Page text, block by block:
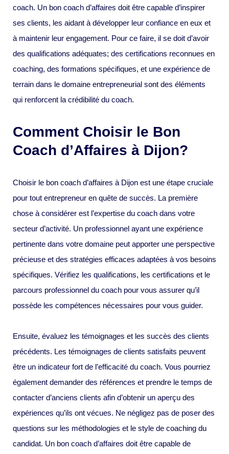
coach. Un bon coach d’affaires doit être capable d’inspirer
ses clients, les aidant à développer leur confiance en eux et
à maintenir leur engagement. Pour ce faire, il se doit d’avoir
des qualifications adéquates; des certifications reconnues en
coaching, des formations spécifiques, et une expérience de
terrain dans le domaine entrepreneurial sont des éléments
qui renforcent la crédibilité du coach.
Comment Choisir le Bon
Coach d’Affaires à Dijon?
Choisir le bon coach d’affaires à Dijon est une étape cruciale
pour tout entrepreneur en quête de succès. La première
chose à considérer est l’expertise du coach dans votre
secteur d’activité. Un professionnel ayant une expérience
pertinente dans votre domaine peut apporter une perspective
précieuse et des stratégies efficaces adaptées à vos besoins
spécifiques. Vérifiez les qualifications, les certifications et le
parcours professionnel du coach pour vous assurer qu’il
possède les compétences nécessaires pour vous guider.
Ensuite, évaluez les témoignages et les succès des clients
précédents. Les témoignages de clients satisfaits peuvent
être un indicateur fort de l’efficacité du coach. Vous pourriez
également demander des références et prendre le temps de
contacter d’anciens clients afin d’obtenir un aperçu des
expériences qu’ils ont vécues. Ne négligez pas de poser des
questions sur les méthodologies et le style de coaching du
candidat. Un bon coach d’affaires doit être capable de